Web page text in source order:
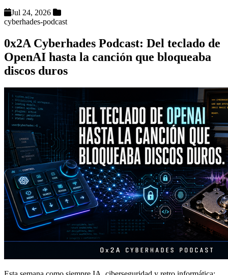
Jul 24, 2026
cyberhades-podcast
0x2A Cyberhades Podcast: Del teclado de
OpenAI hasta la canción que bloqueaba
discos duros